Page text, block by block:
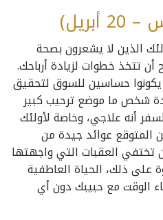
الذين لا يشعرون بصحة
تتخذ خطوات لزيادة أرباحك.
يكونوا حساسين للسوق لتحقيق
شخص ما موضع ترحيب كبير
أنه علاجي، وخاصة لأولئك
المتوقع عوائد جيدة من
تختفي العقبات التي واجهتها
على ذلك، الحياة العاطفية
مع حبيبك دون أي